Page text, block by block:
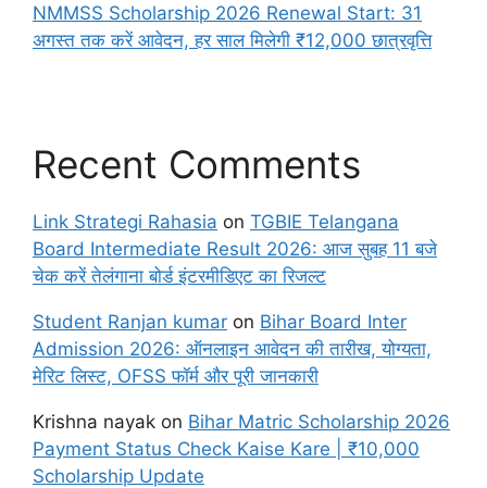
NMMSS Scholarship 2026 Renewal Start: 31
अगस्त तक करें आवेदन, हर साल मिलेगी ₹12,000 छात्रवृत्ति
Recent Comments
Link Strategi Rahasia on TGBIE Telangana
Board Intermediate Result 2026: आज सुबह 11 बजे
चेक करें तेलंगाना बोर्ड इंटरमीडिएट का रिजल्ट
Student Ranjan kumar on Bihar Board Inter
Admission 2026: ऑनलाइन आवेदन की तारीख, योग्यता,
मेरिट लिस्ट, OFSS फॉर्म और पूरी जानकारी
Krishna nayak on Bihar Matric Scholarship 2026
Payment Status Check Kaise Kare | ₹10,000
Scholarship Update